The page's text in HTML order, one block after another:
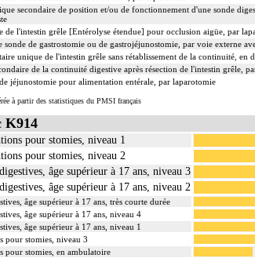
secondaire de position et/ou de fonctionnement d'une sonde
de l'intestin grêle [Entérolyse étendue] pour occlusion aigüe, par
sonde de gastrostomie ou de gastrojéjunostomie, par voie externe
unique de l'intestin grêle sans rétablissement de la continuité,
de la continuité digestive après résection de l'intestin grêle,
jéjunostomie pour alimentation entérale, par laparotomie
à partir des statistiques du PMSI français
K914
pour stomies, niveau 1
pour stomies, niveau 2
âge supérieur à 17 ans, niveau 3
âge supérieur à 17 ans, niveau 2
âge supérieur à 17 ans, très courte durée
âge supérieur à 17 ans, niveau 4
âge supérieur à 17 ans, niveau 1
pour stomies, niveau 3
pour stomies, en ambulatoire